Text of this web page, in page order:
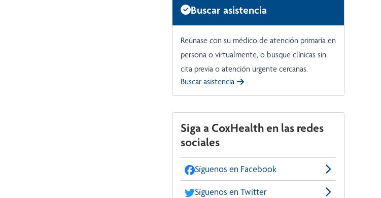
Buscar asistencia
Reúnase con su médico de atención primaria en
persona o virtualmente, o busque clínicas sin
cita previa o atención urgente cercanas.
Buscar asistencia
Siga a CoxHealth en las redes
sociales
Síguenos en Facebook
Síguenos en Twitter